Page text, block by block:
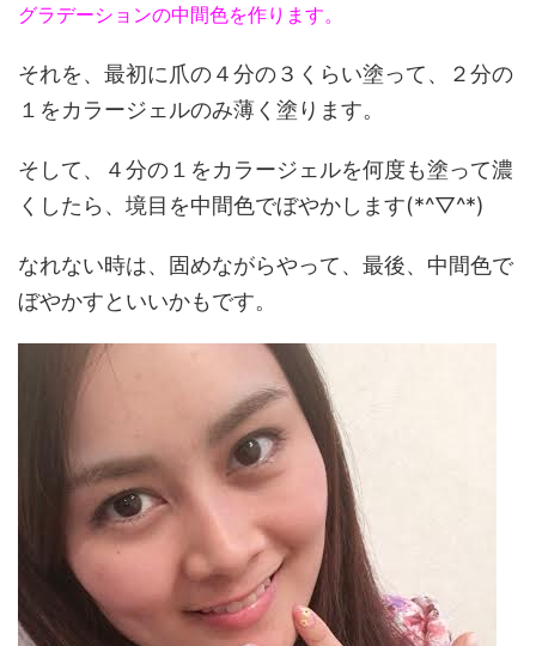
グラデーションの中間色を作ります。
それを、最初に爪の４分の３くらい塗って、２分の
１をカラージェルのみ薄く塗ります。
そして、４分の１をカラージェルを何度も塗って濃
くしたら、境目を中間色でぼやかします(*^▽^*)
なれない時は、固めながらやって、最後、中間色で
ぼやかすといいかもです。